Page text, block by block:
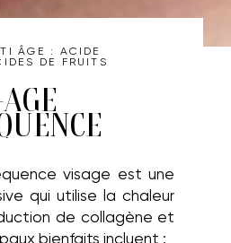
ÂGE : ACIDE
DE FRUITS
visage est une
qui utilise la chaleur
de collagène et
bienfaits incluent :